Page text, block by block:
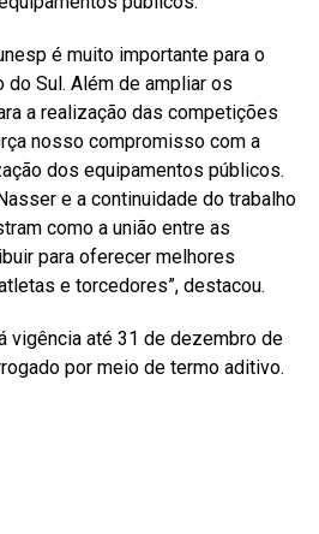
é muito importante para o
Sul. Além de ampliar os
a realização das competições
nosso compromisso com a
dos equipamentos públicos.
e a continuidade do trabalho
como a união entre as
para oferecer melhores
e torcedores”, destacou.
vigência até 31 de dezembro de
por meio de termo aditivo.